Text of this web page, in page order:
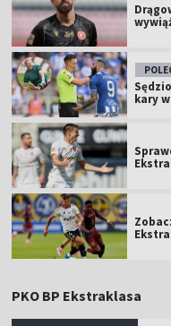
kary
PKO BP Ekstraklasa